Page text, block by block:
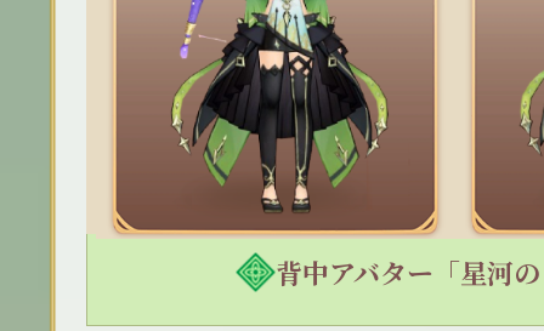
背中アバター「星河